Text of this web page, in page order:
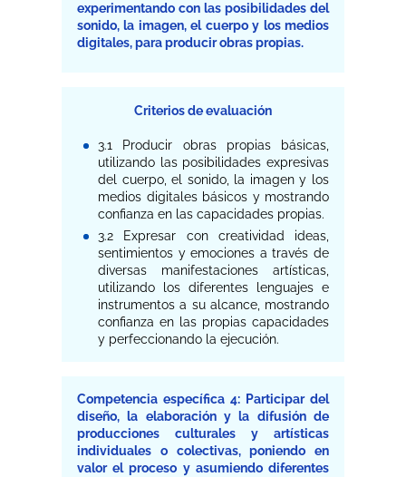
experimentando con las posibilidades del
sonido, la imagen, el cuerpo y los medios
digitales, para producir obras propias.
Criterios de evaluación
3.1 Producir obras propias básicas,
utilizando las posibilidades expresivas
del cuerpo, el sonido, la imagen y los
medios digitales básicos y mostrando
confianza en las capacidades propias.
3.2 Expresar con creatividad ideas,
sentimientos y emociones a través de
diversas manifestaciones artísticas,
utilizando los diferentes lenguajes e
instrumentos a su alcance, mostrando
confianza en las propias capacidades
y perfeccionando la ejecución.
Competencia específica 4: Participar del
diseño, la elaboración y la difusión de
producciones culturales y artísticas
individuales o colectivas, poniendo en
valor el proceso y asumiendo diferentes